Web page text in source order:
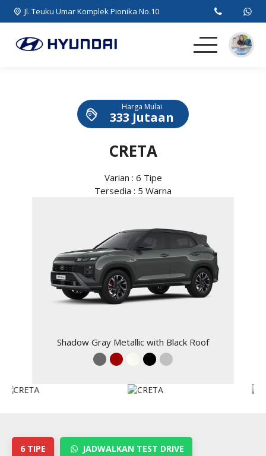
Jl. Teuku Umar Komplek Pionika No.10
Harga Mulai
333 Jutaan
CRETA
Varian : 6 Tipe
Tersedia : 5 Warna
Shadow Gray Metallic with Black Roof
8
6 TIPE JADWALKAN TEST DRIVE